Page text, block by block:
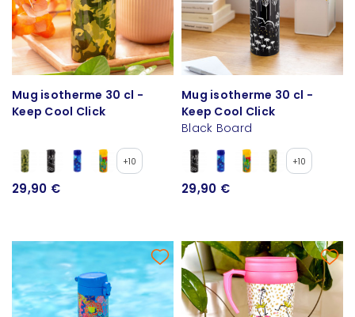
Mug isotherme 30 cl -
Keep Cool Click
+10
29,90 €
Mug isotherme 30 cl -
Keep Cool Click
Black Board
+10
29,90 €